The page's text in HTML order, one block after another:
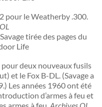
pour le Weatherby .300.
deux nouveaux fusils
et le Fox B-DL. (Savage a
Les années 1960 ont été
d’armes à feu et